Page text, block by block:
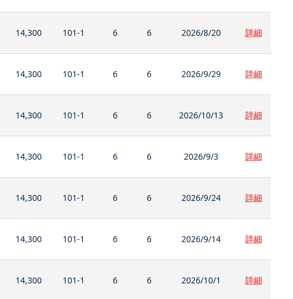
14,300 101-1 6 6 2026/8/20 詳細
14,300 101-1 6 6 2026/9/29 詳細
14,300 101-1 6 6 2026/10/13 詳細
14,300 101-1 6 6 2026/9/3 詳細
14,300 101-1 6 6 2026/9/24 詳細
14,300 101-1 6 6 2026/9/14 詳細
14,300 101-1 6 6 2026/10/1 詳細